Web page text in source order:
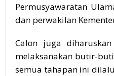
Permusyawaratan
dan perwakilan
Calon juga
melaksanakan butir-
semua tahapan ini